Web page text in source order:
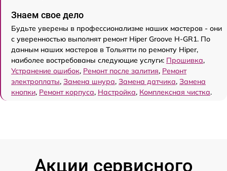
Знаем свое дело
Будьте уверены в профессионализме наших мастеров - они
с уверенностью выполнят ремонт Hiper Groove H-GR1. По
данным наших мастеров в Тольятти по ремонту Hiper,
наиболее востребованы следующие услуги: Прошивка,
Устранение ошибок, Ремонт после залития, Ремонт
электроплаты, Замена шнура, Замена датчика, Замена
кнопки, Ремонт корпуса, Настройка, Комплексная чистка.
Акции сервисного